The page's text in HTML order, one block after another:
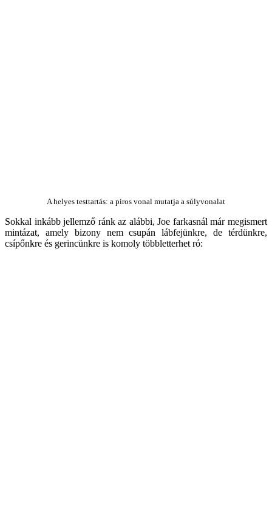
A helyes testtartás: a piros vonal mutatja a súlyvonalat
Sokkal inkább jellemző ránk az alábbi, Joe farkasnál már megismert
mintázat, amely bizony nem csupán lábfejünkre, de térdünkre,
csípőnkre és gerincünkre is komoly többletterhet ró: